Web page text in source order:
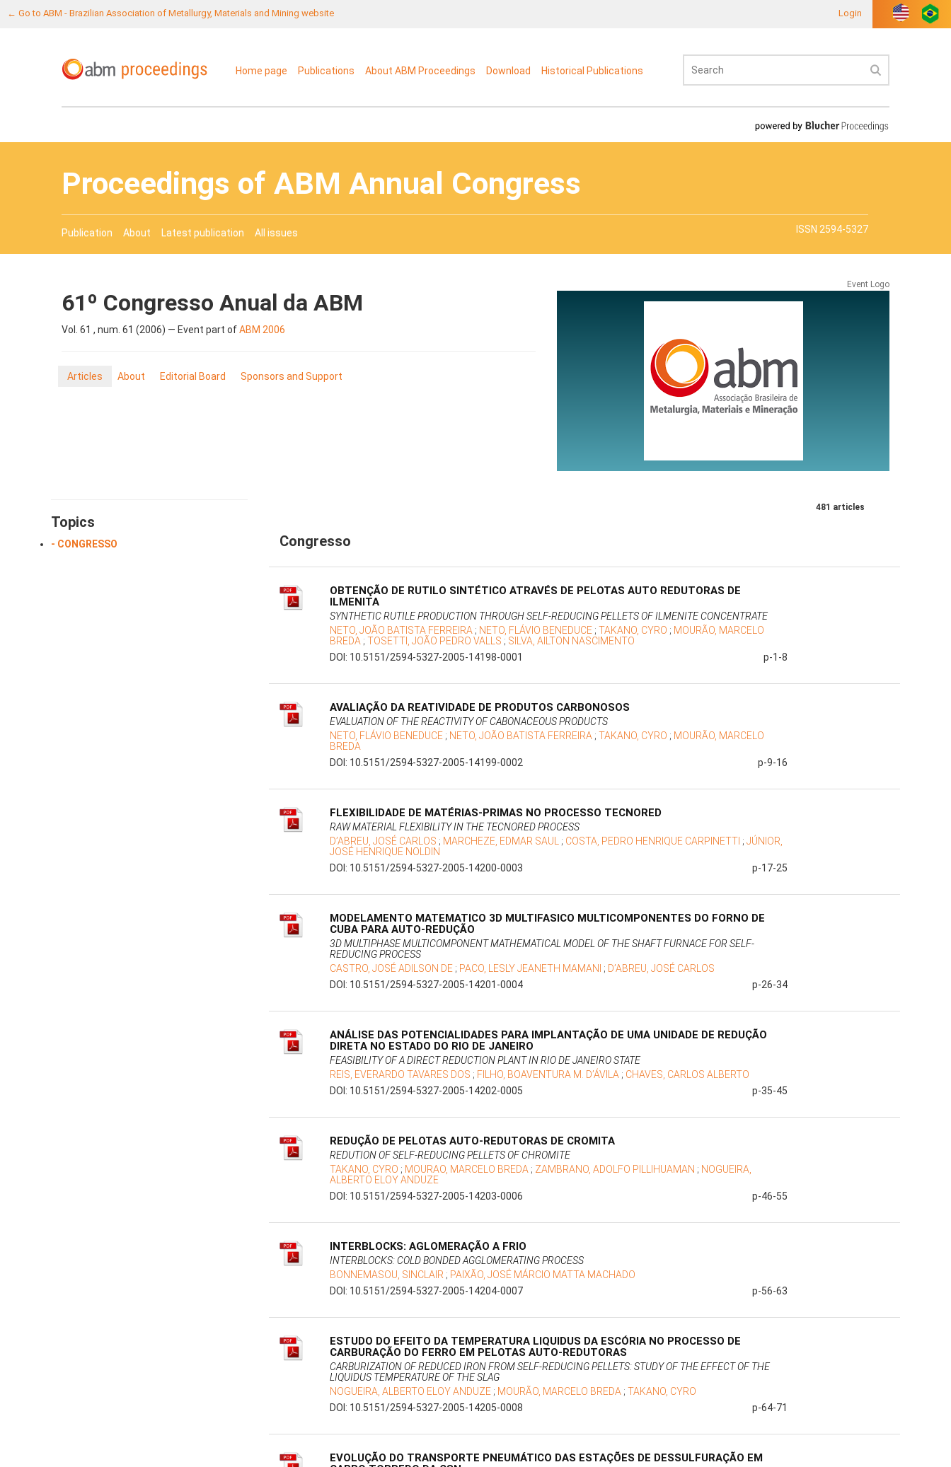
← Go to ABM - Brazilian Association of Metallurgy, Materials and Mining website Login
Home page Publications About ABM Proceedings Download Historical Publications
Proceedings of ABM Annual Congress
Publication About Latest publication All issues ISSN 2594-5327
61º Congresso Anual da ABM
Vol. 61 , num. 61 (2006) — Event part ofABM 2006
Articles About Editorial Board Sponsors and Support
Event Logo
Topics
- CONGRESSO
481 articles
Congresso
OBTENÇÃO DE RUTILO SINTÉTICO ATRAVÉS DE PELOTAS AUTO REDUTORAS DE
ILMENITA
SYNTHETIC RUTILE PRODUCTION THROUGH SELF-REDUCING PELLETS OF ILMENITE CONCENTRATE
NETO, JOÃO BATISTA FERREIRA ; NETO, FLÁVIO BENEDUCE ;TAKANO, CYRO ; MOURÃO, MARCELO
BREDA ;TOSETTI, JOÃO PEDRO VALLS ; SILVA, AILTON NASCIMENTO
DOI: 10.5151/2594-5327-2005-14198-0001
p-1-8
AVALIAÇÃO DA REATIVIDADE DE PRODUTOS CARBONOSOS
EVALUATION OF THE REACTIVITY OF CABONACEOUS PRODUCTS
NETO, FLÁVIO BENEDUCE ; NETO, JOÃO BATISTA FERREIRA ;TAKANO, CYRO ; MOURÃO, MARCELO
BREDA
DOI: 10.5151/2594-5327-2005-14199-0002
p-9-16
FLEXIBILIDADE DE MATÉRIAS-PRIMAS NO PROCESSO TECNORED
RAW MATERIAL FLEXIBILITY IN THE TECNORED PROCESS
D’ABREU, JOSÉ CARLOS ; MARCHEZE, EDMAR SAUL ; COSTA, PEDRO HENRIQUE CARPINETTI ;JÚNIOR,
JOSÉ HENRIQUE NOLDIN
DOI: 10.5151/2594-5327-2005-14200-0003
p-17-25
MODELAMENTO MATEMATICO 3D MULTIFASICO MULTICOMPONENTES DO FORNO DE
CUBA PARA AUTO-REDUÇÃO
3D MULTIPHASE MULTICOMPONENT MATHEMATICAL MODEL OF THE SHAFT FURNACE FOR SELF-
REDUCING PROCESS
CASTRO, JOSÉ ADILSON DE ; PACO, LESLY JEANETH MAMANI ; D’ABREU, JOSÉ CARLOS
DOI: 10.5151/2594-5327-2005-14201-0004
p-26-34
ANÁLISE DAS POTENCIALIDADES PARA IMPLANTAÇÃO DE UMA UNIDADE DE REDUÇÃO
DIRETA NO ESTADO DO RIO DE JANEIRO
FEASIBILITY OF A DIRECT REDUCTION PLANT IN RIO DE JANEIRO STATE
REIS, EVERARDO TAVARES DOS ; FILHO, BOAVENTURA M. D’ÁVILA ; CHAVES, CARLOS ALBERTO
DOI: 10.5151/2594-5327-2005-14202-0005
p-35-45
REDUÇÃO DE PELOTAS AUTO-REDUTORAS DE CROMITA
REDUTION OF SELF-REDUCING PELLETS OF CHROMITE
TAKANO, CYRO ; MOURAO, MARCELO BREDA ; ZAMBRANO, ADOLFO PILLIHUAMAN ; NOGUEIRA,
ALBERTO ELOY ANDUZE
DOI: 10.5151/2594-5327-2005-14203-0006
p-46-55
INTERBLOCKS: AGLOMERAÇÃO A FRIO
INTERBLOCKS: COLD BONDED AGGLOMERATING PROCESS
BONNEMASOU, SINCLAIR ; PAIXÃO, JOSÉ MÁRCIO MATTA MACHADO
DOI: 10.5151/2594-5327-2005-14204-0007
p-56-63
ESTUDO DO EFEITO DA TEMPERATURA LIQUIDUS DA ESCÓRIA NO PROCESSO DE
CARBURAÇÃO DO FERRO EM PELOTAS AUTO-REDUTORAS
CARBURIZATION OF REDUCED IRON FROM SELF-REDUCING PELLETS: STUDY OF THE EFFECT OF THE
LIQUIDUS TEMPERATURE OF THE SLAG
NOGUEIRA, ALBERTO ELOY ANDUZE ; MOURÃO, MARCELO BREDA ;TAKANO, CYRO
DOI: 10.5151/2594-5327-2005-14205-0008
p-64-71
EVOLUÇÃO DO TRANSPORTE PNEUMÁTICO DAS ESTAÇÕES DE DESSULFURAÇÃO EM